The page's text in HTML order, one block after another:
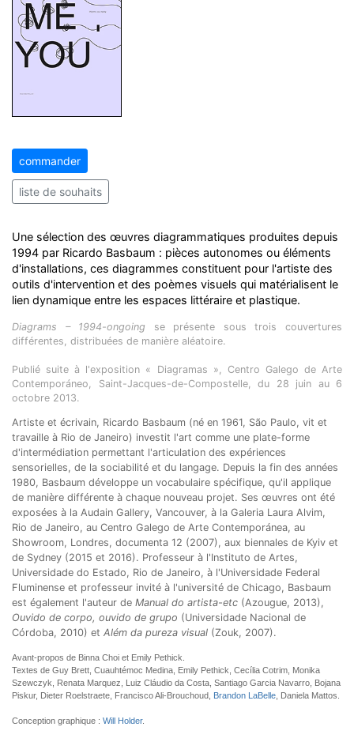
commander
liste de souhaits
Une sélection des œuvres diagrammatiques produites depuis
1994 par Ricardo Basbaum : pièces autonomes ou éléments
d'installations, ces diagrammes constituent pour l'artiste des
outils d'intervention et des poèmes visuels qui matérialisent le
lien dynamique entre les espaces littéraire et plastique.
Diagrams – 1994-ongoing se présente sous trois couvertures
différentes, distribuées de manière aléatoire.
Publié suite à l'exposition « Diagramas », Centro Galego de Arte
Contemporáneo, Saint-Jacques-de-Compostelle, du 28 juin au 6
octobre 2013.
Artiste et écrivain, Ricardo Basbaum (né en 1961, São Paulo, vit et
travaille à Rio de Janeiro) investit l'art comme une plate-forme
d'intermédiation permettant l'articulation des expériences
sensorielles, de la sociabilité et du langage. Depuis la fin des années
1980, Basbaum développe un vocabulaire spécifique, qu'il applique
de manière différente à chaque nouveau projet. Ses œuvres ont été
exposées à la Audain Gallery, Vancouver, à la Galeria Laura Alvim,
Rio de Janeiro, au Centro Galego de Arte Contemporánea, au
Showroom, Londres, documenta 12 (2007), aux biennales de Kyiv et
de Sydney (2015 et 2016). Professeur à l'Instituto de Artes,
Universidade do Estado, Rio de Janeiro, à l'Universidade Federal
Fluminense et professeur invité à l'université de Chicago, Basbaum
est également l'auteur de Manual do artista-etc (Azougue, 2013),
Ouvido de corpo, ouvido de grupo (Universidade Nacional de
Córdoba, 2010) et Além da pureza visual (Zouk, 2007).
Avant-propos de Binna Choi et Emily Pethick.
Textes de Guy Brett, Cuauhtémoc Medina, Emily Pethick, Cecília Cotrim, Monika
Szewczyk, Renata Marquez, Luiz Cláudio da Costa, Santiago Garcia Navarro, Bojana
Piskur, Dieter Roelstraete, Francisco Ali-Brouchoud, Brandon LaBelle , Daniela Mattos.
Conception graphique : Will Holder.